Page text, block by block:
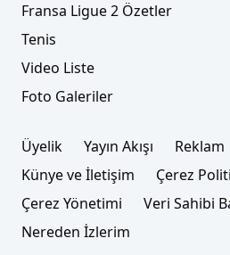
Fransa Ligue 2 Özetler
Tenis
Video Liste
Foto Galeriler
Üyelik Yayın Akışı Reklam
Künye ve İletişim
Çerez
Çerez Yönetimi
Veri Sahibi
Nereden İzlerim